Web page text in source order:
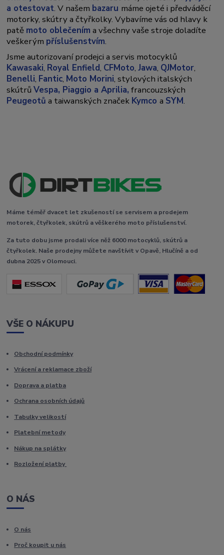
a otestovat. V našem bazaru máme ojeté i předváděcí
motorky, skútry a čtyřkolky. Vybavíme vás od hlavy k
patě moto oblečením a všechny vaše stroje doladíte
veškerým příslušenstvím.
Jsme autorizovaní prodejci a servis motocyklů
Kawasaki, Royal Enfield, CFMoto,Jawa, QJMotor,
Benelli, Fantic, Moto Morini, stylových italských
skútrůVespa, Piaggio a Aprilia, francouzských
Peugeotů a taiwanských značek Kymcoa SYM.
Máme téměř dvacet let zkušeností se servisem a prodejem
motorek, čtyřkolek, skútrů a věškerého moto příslušenství.
Za tuto dobu jsme prodali více něž 6000 motocyklů, skútrů a
čtyřkolek. Naše prodejny můžete navštívit v Opavě, Hlučíně a od
dubna 2025 v Olomouci.
VŠE O NÁKUPU
Obchodní podmínky
Vrácení a reklamace zboží
Doprava a platba
Ochrana osobních údajů
Tabulky velikostí
Platební metody
Nákup na splátky
Rozložení platby
O NÁS
O nás
Proč koupit u nás